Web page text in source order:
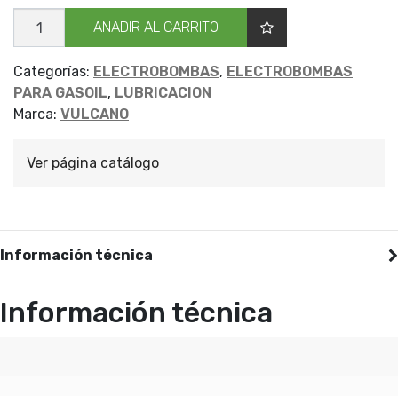
ELECTROBOMBA
P/ACEIT
12V
cantidad
AÑADIR AL CARRITO
Categorías: ELECTROBOMBAS, ELECTROBOMBAS
PARA GASOIL, LUBRICACION
Marca: VULCANO
Ver página catálogo
Información técnica
Información técnica